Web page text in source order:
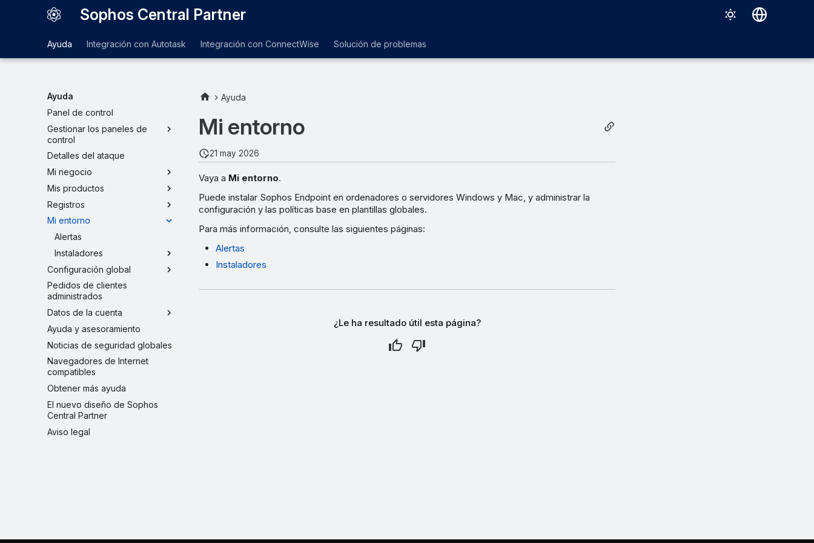
Sophos Central Partner
Ayuda Integración con Autotask Integración con ConnectWise Solución de problemas
Ayuda
Panel de control
Gestionar los paneles de
control
Detalles del ataque
Mi negocio
Mis productos
Registros
Mi entorno
Alertas
Instaladores
Configuración global
Pedidos de clientes
administrados
Datos de la cuenta
Ayuda y asesoramiento
Noticias de seguridad globales
Navegadores de Internet
compatibles
Obtener más ayuda
El nuevo diseño de Sophos
Central Partner
Aviso legal
Ayuda
Mi entorno
21 may 2026
Vaya a Mi entorno.
Puede instalar Sophos Endpoint en ordenadores o servidores Windows y Mac, y administrar la
configuración y las políticas base en plantillas globales.
Para más información, consulte las siguientes páginas:
Alertas
Instaladores
¿Le ha resultado útil esta página?